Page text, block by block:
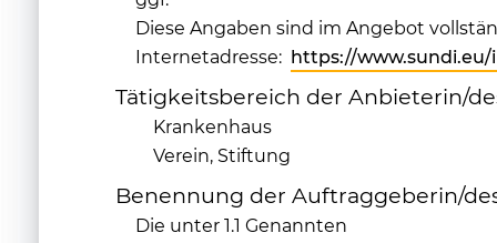
Diese Angaben sind im Angebot
Internetadresse: https://
Tätigkeitsbereich der Anbieterin/
Krankenhaus
Verein, Stiftung
Benennung der Auftraggeberin/
Die unter 1.1 Genannten